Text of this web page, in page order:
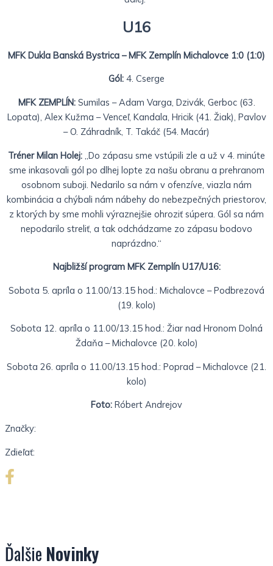
U16
MFK Dukla Banská Bystrica – MFK Zemplín Michalovce 1:0 (1:0)
Gól: 4. Cserge
MFK ZEMPLÍN: Sumilas – Adam Varga, Dzivák, Gerboc (63.
Lopata), Alex Kužma – Venceľ, Kandala, Hricik (41. Žiak), Pavlov
– O. Záhradník, T. Takáč (54. Macár)
Tréner Milan Holej: „Do zápasu sme vstúpili zle a už v 4. minúte
sme inkasovali gól po dlhej lopte za našu obranu a prehranom
osobnom suboji. Nedarilo sa nám v ofenzíve, viazla nám
kombinácia a chýbali nám nábehy do nebezpečných priestorov,
z ktorých by sme mohli výraznejšie ohroziť súpera. Gól sa nám
nepodarilo streliť, a tak odchádzame zo zápasu bodovo
naprázdno.“
Najbližší program MFK Zemplín U17/U16:
Sobota 5. apríla o 11.00/13.15 hod.: Michalovce – Podbrezová
(19. kolo)
Sobota 12. apríla o 11.00/13.15 hod.: Žiar nad Hronom Dolná
Ždaňa – Michalovce (20. kolo)
Sobota 26. apríla o 11.00/13.15 hod.: Poprad – Michalovce (21.
kolo)
Foto: Róbert Andrejov
Značky:
Zdieľať:
Ďalšie Novinky